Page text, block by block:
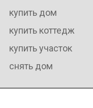
купить дом
купить коттедж
купить участок
снять дом